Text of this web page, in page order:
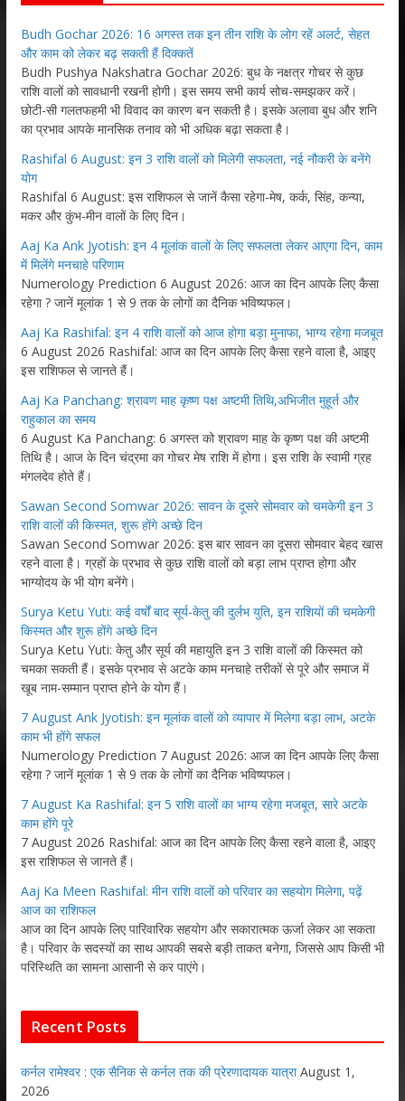
Budh Gochar 2026: 16 अगस्त तक इन तीन राशि के लोग रहें अलर्ट, सेहत
और काम को लेकर बढ़ सकती हैं दिक्कतें
Budh Pushya Nakshatra Gochar 2026: बुध के नक्षत्र गोचर से कुछ
राशि वालों को सावधानी रखनी होगी। इस समय सभी कार्य सोच-समझकर करें।
छोटी-सी गलतफहमी भी विवाद का कारण बन सकती है। इसके अलावा बुध और शनि
का प्रभाव आपके मानसिक तनाव को भी अधिक बढ़ा सकता है।
Rashifal 6 August: इन 3 राशि वालों को मिलेगी सफलता, नई नौकरी के बनेंगे
योग
Rashifal 6 August: इस राशिफल से जानें कैसा रहेगा-मेष, कर्क, सिंह, कन्या,
मकर और कुंभ-मीन वालों के लिए दिन।
Aaj Ka Ank Jyotish: इन 4 मूलांक वालों के लिए सफलता लेकर आएगा दिन, काम
में मिलेंगे मनचाहे परिणाम
Numerology Prediction 6 August 2026: आज का दिन आपके लिए कैसा
रहेगा ? जानें मूलांक 1 से 9 तक के लोगों का दैनिक भविष्यफल।
Aaj Ka Rashifal: इन 4 राशि वालों को आज होगा बड़ा मुनाफा, भाग्य रहेगा मजबूत
6 August 2026 Rashifal: आज का दिन आपके लिए कैसा रहने वाला है, आइए
इस राशिफल से जानते हैं।
Aaj Ka Panchang: श्रावण माह कृष्ण पक्ष अष्टमी तिथि,अभिजीत मुहूर्त और
राहुकाल का समय
6 August Ka Panchang: 6 अगस्त को श्रावण माह के कृष्ण पक्ष की अष्टमी
तिथि है। आज के दिन चंद्रमा का गोचर मेष राशि में होगा। इस राशि के स्वामी ग्रह
मंगलदेव होते हैं।
Sawan Second Somwar 2026: सावन के दूसरे सोमवार को चमकेगी इन 3
राशि वालों की किस्मत, शुरू होंगे अच्छे दिन
Sawan Second Somwar 2026: इस बार सावन का दूसरा सोमवार बेहद खास
रहने वाला है। ग्रहों के प्रभाव से कुछ राशि वालों को बड़ा लाभ प्राप्त होगा और
भाग्योदय के भी योग बनेंगे।
Surya Ketu Yuti: कई वर्षों बाद सूर्य-केतु की दुर्लभ युति, इन राशियों की चमकेगी
किस्मत और शुरू होंगे अच्छे दिन
Surya Ketu Yuti: केतु और सूर्य की महायुति इन 3 राशि वालों की किस्मत को
चमका सकती हैं। इसके प्रभाव से अटके काम मनचाहे तरीकों से पूरे और समाज में
खूब नाम-सम्मान प्राप्त होने के योग हैं।
7 August Ank Jyotish: इन मूलांक वालों को व्यापार में मिलेगा बड़ा लाभ, अटके
काम भी होंगे सफल
Numerology Prediction 7 August 2026: आज का दिन आपके लिए कैसा
रहेगा ? जानें मूलांक 1 से 9 तक के लोगों का दैनिक भविष्यफल।
7 August Ka Rashifal: इन 5 राशि वालों का भाग्य रहेगा मजबूत, सारे अटके
काम होंगे पूरे
7 August 2026 Rashifal: आज का दिन आपके लिए कैसा रहने वाला है, आइए
इस राशिफल से जानते हैं।
Aaj Ka Meen Rashifal: मीन राशि वालों को परिवार का सहयोग मिलेगा, पढ़ें
आज का राशिफल
आज का दिन आपके लिए पारिवारिक सहयोग और सकारात्मक ऊर्जा लेकर आ सकता
है। परिवार के सदस्यों का साथ आपकी सबसे बड़ी ताकत बनेगा, जिससे आप किसी भी
परिस्थिति का सामना आसानी से कर पाएंगे।
Recent Posts
कर्नल रामेश्वर : एक सैनिक से कर्नल तक की प्रेरणादायक यात्रा August 1,
2026